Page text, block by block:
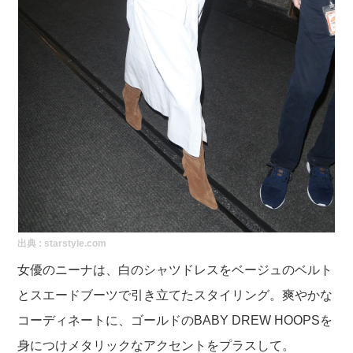
出典 : starstyle.com
女優のニーナは、白のシャツドレスをベージュのベルト
とスエードブーツで引き立てたスタイリング。爽やかな
コーディネートに、ゴールドのBABY DREW HOOPSを
身につけメタリックなアクセントをプラスして。